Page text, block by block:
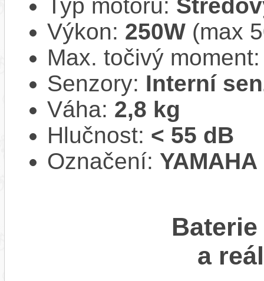
Typ motoru:
Výkon: 250W (max
Max. točivý
Senzory: Interní
Váha: 2,8 kg
Hlučnost: < 55 dB
Označení: YAMAHA
Baterie
a